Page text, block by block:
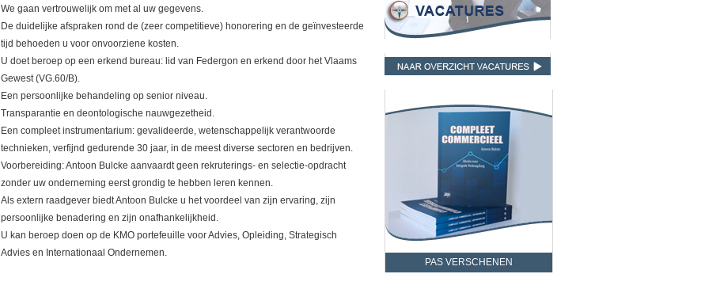
We gaan vertrouwelijk om met al uw gegevens.
De duidelijke afspraken rond de (zeer competitieve) honorering en de geïnvesteerde
tijd behoeden u voor onvoorziene kosten.
U doet beroep op een erkend bureau: lid van Federgon en erkend door het Vlaams
Gewest (VG.60/B).
Een persoonlijke behandeling op senior niveau.
Transparantie en deontologische nauwgezetheid.
Een compleet instrumentarium: gevalideerde, wetenschappelijk verantwoorde
technieken, verfijnd gedurende 30 jaar, in de meest diverse sectoren en bedrijven.
Voorbereiding: Antoon Bulcke aanvaardt geen rekruterings- en selectie-opdracht
zonder uw onderneming eerst grondig te hebben leren kennen.
Als extern raadgever biedt Antoon Bulcke u het voordeel van zijn ervaring, zijn
persoonlijke benadering en zijn onafhankelijkheid.
U kan beroep doen op de KMO portefeuille voor Advies, Opleiding, Strategisch
Advies en Internationaal Ondernemen.
PAS VERSCHENEN